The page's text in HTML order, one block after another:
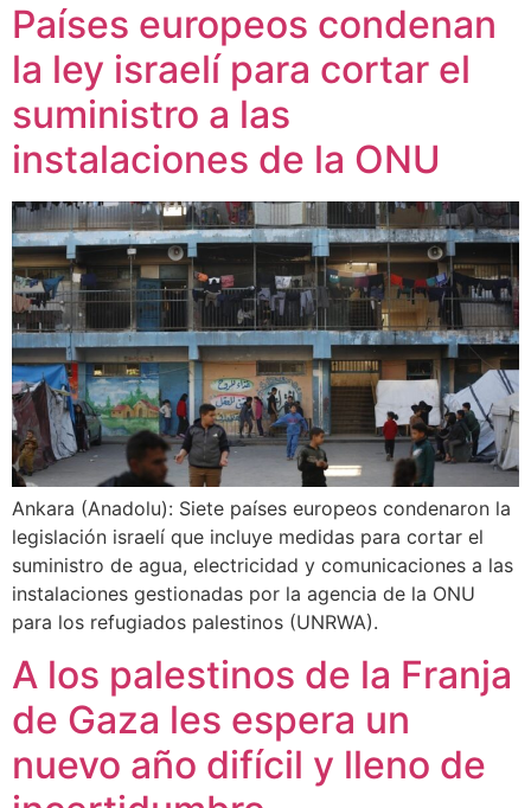
Países europeos condenan
la ley israelí para cortar el
suministro a las
instalaciones de la ONU
Ankara (Anadolu): Siete países europeos condenaron la
legislación israelí que incluye medidas para cortar el
suministro de agua, electricidad y comunicaciones a las
instalaciones gestionadas por la agencia de la ONU
para los refugiados palestinos (UNRWA).
A los palestinos de la Franja
de Gaza les espera un
nuevo año difícil y lleno de